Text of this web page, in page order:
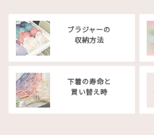
ブラジャーの
収納方法
下着の寿命と
買い替え時